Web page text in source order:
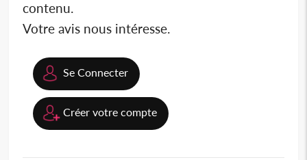
contenu.
Votre avis nous intéresse.
Se Connecter
Créer votre compte